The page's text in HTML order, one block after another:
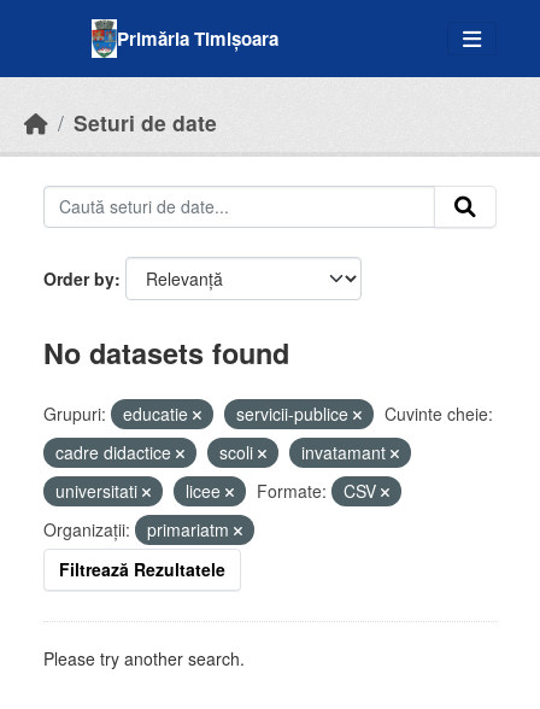
Primăria Timișoara
Seturi de date
Order by
No datasets found
Grupuri: educatie servicii-publice
Cuvinte cheie:
cadre didactice
scoli
invatamant
universitati
licee Formate:
CSV
Organizații:
primariatm
Filtrează Rezultatele
Please try another search.